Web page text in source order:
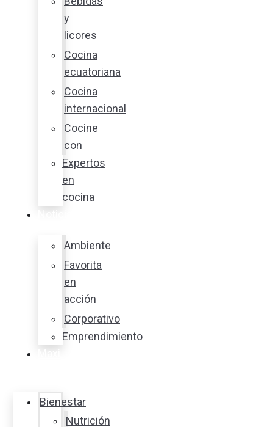
y
licores
Cocina
ecuatoriana
Cocina
internacional
Cocine
con
Expertos
en
cocina
Ambiente
Favorita
en
acción
Corporativo
Emprendimiento
Bienestar
Nutrición